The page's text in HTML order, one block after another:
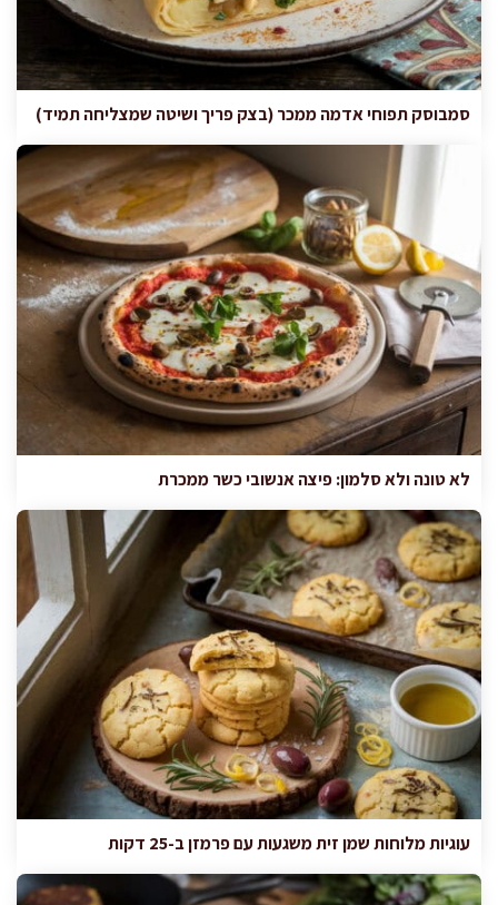
סמבוסק תפוחי אדמה ממכר (בצק פריך ושיטה שמצליחה תמיד)
לא טונה ולא סלמון: פיצה אנשובי כשר ממכרת
עוגיות מלוחות שמן זית משגעות עם פרמזן ב-25 דקות